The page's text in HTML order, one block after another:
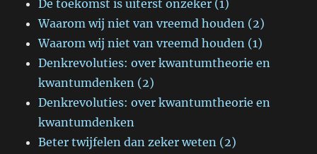
De toekomst is uiterst onzeker (1)
Waarom wij niet van vreemd houden (2)
Waarom wij niet van vreemd houden (1)
Denkrevoluties: over kwantumtheorie en
kwantumdenken (2)
Denkrevoluties: over kwantumtheorie en
kwantumdenken
Beter twijfelen dan zeker weten (2)